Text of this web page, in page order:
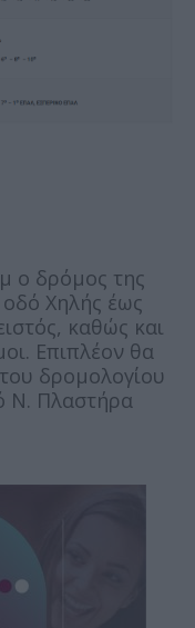
ο δρόμος της
Χηλής έως
καθώς και
Επιπλέον θα
δρομολογίου
Ν. Πλαστήρα